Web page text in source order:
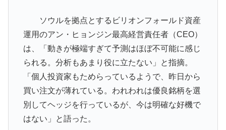
レビ番組が最新SNSの数十年先を行っていたと話題に
【激震】韓国人「韓国サッカー協会、W杯・五輪で複数
回の性接待を行い審判を買収していたことが発覚…（ﾌﾞ
ﾙﾌﾞﾙ」＝韓国の反応
海外「誰か助けて！日本で不思議な瓶に入った飲み物を
貰ったんだけど、これってどうやって開けるんだ！？」
【海外の反応】
▶ 海外「日本なんて行くんじゃなかった…」 日本を知っ
ソウルを拠点とするビリオンフォールド資産
運用のアン・ヒョンジン最高経営責任者（CEO）
は、「動きが極端すぎて予測はほぼ不可能に感じ
られる。分析もあまり役に立たない」と指摘。
「個人投資家もためらっているようで、昨日から
買い注文が薄れている。われわれは優良銘柄を選
別してヘッジを行っているが、今は明確な好機で
はない」と語った。